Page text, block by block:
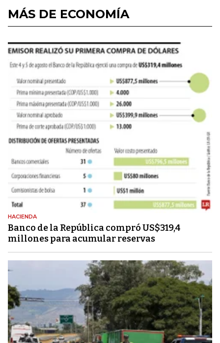
MÁS DE ECONOMÍA
HACIENDA
Banco de la República compró US$319,4
millones para acumular reservas